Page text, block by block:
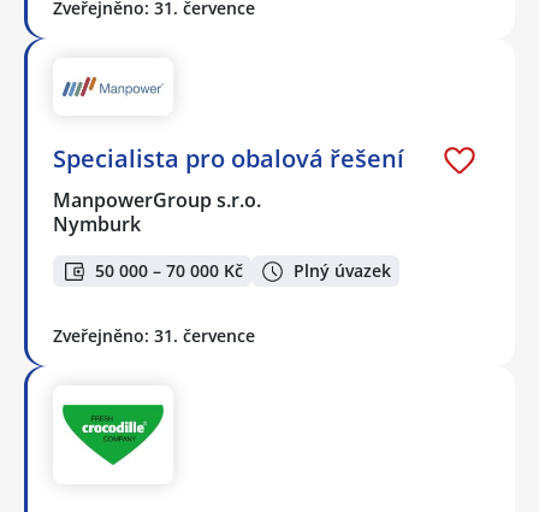
Zveřejněno: 31. července
Specialista pro obalová řešení
ManpowerGroup s.r.o.
Nymburk
50 000 – 70 000 Kč Plný úvazek
Zveřejněno: 31. července